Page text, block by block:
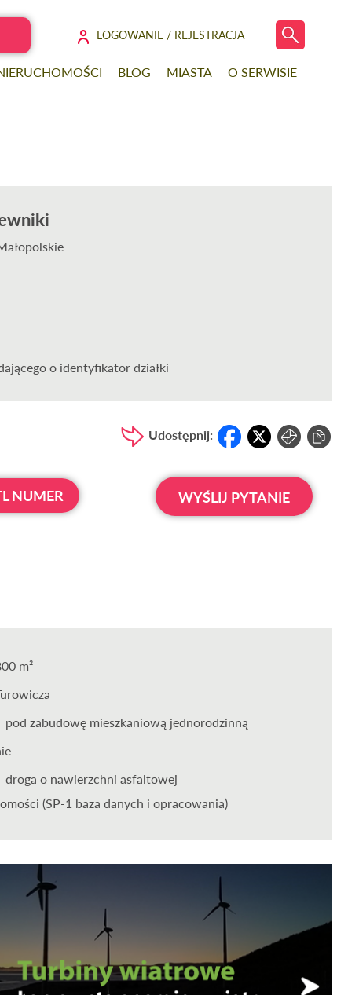
LOGOWANIE / REJESTRACJA
BLOG MIASTA O SERWISIE
o identyfikator działki
Udostępnij:
NUMER WYŚLIJ PYTANIE
m²
pod zabudowę mieszkaniową jednorodzinną
droga o nawierzchni asfaltowej
(SP-1 baza danych i opracowania)